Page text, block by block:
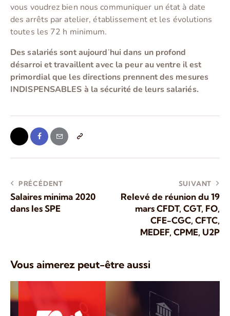
vous voudrez bien nous communiquer un état à date
des arrêts par atelier, établissement et les évolutions
toutes les 72 h minimum.
Des salariés sont aujourd’hui dans un profond
désarroi et travaillent avec la peur au ventre il est
primordial que les directions prennent des mesures
INDISPENSABLES à la sécurité de leurs salariés.
PRÉCÉDENT
Salaires minima 2020
dans les SPE
SUIVANT
Relevé de réunion du 19
mars CFDT, CGT, FO,
CFE-CGC, CFTC,
MEDEF, CPME, U2P
Vous aimerez peut-être aussi